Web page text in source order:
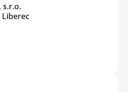
s.r.o.
Liberec